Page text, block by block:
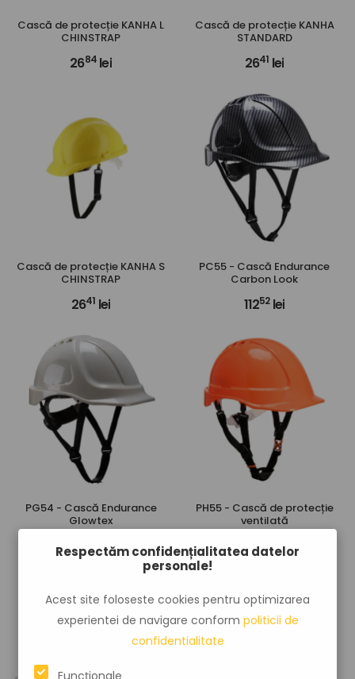
Cască de protecție KANHA L
CHINSTRAP
2684 lei
Cască de protecție KANHA
STANDARD
2641 lei
Cască de protecție KANHA S
CHINSTRAP
2641 lei
PC55 - Cască Endurance
Carbon Look
11252lei
PG54 - Cască Endurance
Glowtex
88 lei
PH55 - Cască de protecție
ventilată
40 lei
Respectăm confidențialitatea datelor
personale!
Acest site foloseste cookies pentru optimizarea
experientei de navigare conform politicii de
confidentialitate
Funcționale